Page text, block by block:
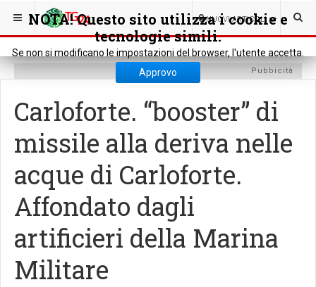
NOTA! Questo sito utilizza i cookie e
tecnologie simili.
Se non si modificano le impostazioni del browser, l'utente accetta.
Approvo
0 NUOVI ARTICOLI
SEI QUI: CRONACA CRONACA LOCALE
Pubbicità
Carloforte. “booster” di
missile alla deriva nelle
acque di Carloforte.
Affondato dagli
artificieri della Marina
Militare